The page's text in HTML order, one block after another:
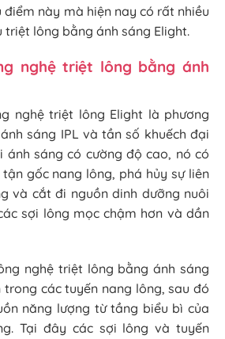
điểm này mà hiện nay có rất nhiều
triệt lông bằng ánh sáng Elight.
nghệ triệt lông bằng ánh
nghệ triệt lông Elight là phương
sáng IPL và tần số khuếch đại
ánh sáng có cường độ cao, nó có
gốc nang lông, phá hủy sự liên
và cắt đi nguồn dinh dưỡng nuôi
sợi lông mọc chậm hơn và dần
nghệ triệt lông bằng ánh sáng
các tuyến nang lông, sau đó
năng lượng từ tầng biểu bì của
Tại đây các sợi lông và tuyến